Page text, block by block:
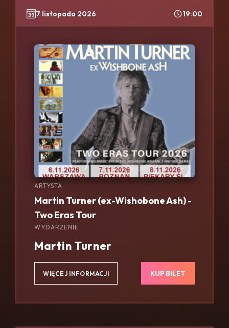
7 listopada 2026 19:00
ARTYSTA
Martin Turner (ex-Wishobone Ash) -
Two Eras Tour
WYDARZENIE
Martin Turner
WIĘCEJ INFORMACJI KUP BILET